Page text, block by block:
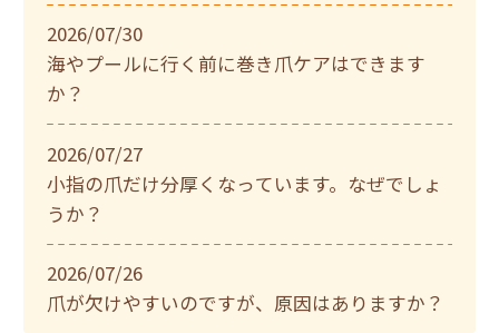
2026/07/30
海やプールに行く前に巻き爪ケアはできます
か？
2026/07/27
小指の爪だけ分厚くなっています。なぜでしょ
うか？
2026/07/26
爪が欠けやすいのですが、原因はありますか？